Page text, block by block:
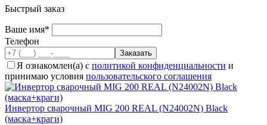
Быстрый заказ
Ваше имя*
Телефон
Я ознакомлен(а) с политикой конфиденциальности и
принимаю условия пользовательского соглашения
Инвертор сварочный MIG 200 REAL (N24002N) Black
(маска+краги)